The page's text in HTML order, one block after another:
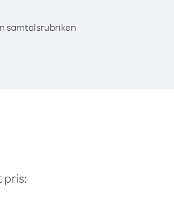
samtalsrubriken
pris: